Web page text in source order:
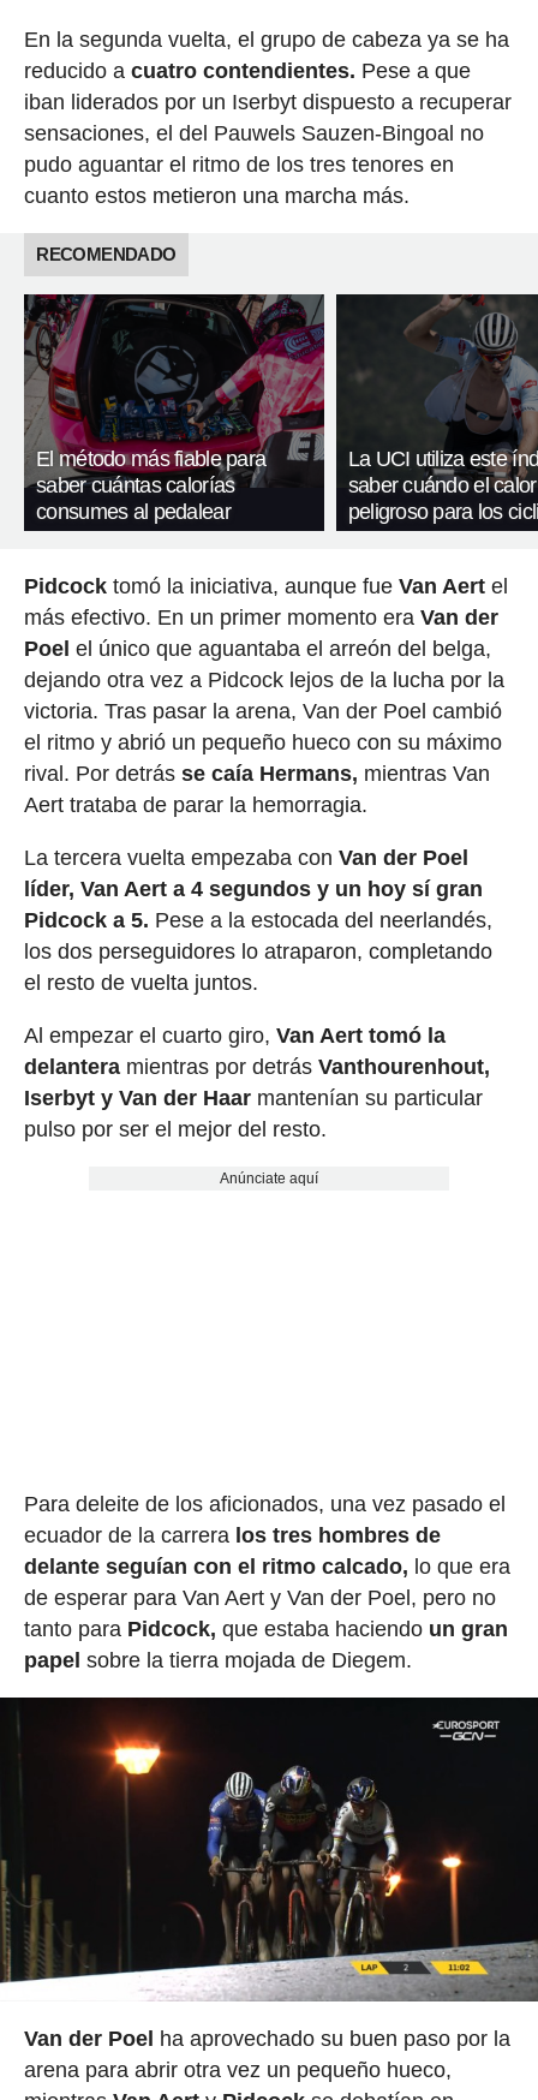
En la segunda vuelta, el grupo de cabeza ya se ha
reducido a cuatro contendientes. Pese a que
iban liderados por un Iserbyt dispuesto a recuperar
sensaciones, el del Pauwels Sauzen-Bingoal no
pudo aguantar el ritmo de los tres tenores en
cuanto estos metieron una marcha más.
RECOMENDADO
El método más fiable para
saber cuántas calorías
consumes al pedalear
La UCI utiliza este
saber cuándo el
peligroso para los
Pidcocktomó la iniciativa, aunque fue Van Aertel
más efectivo. En un primer momento era Van der
Poel el único que aguantaba el arreón del belga,
dejando otra vez a Pidcock lejos de la lucha por la
victoria. Tras pasar la arena, Van der Poel cambió
el ritmo y abrió un pequeño hueco con su máximo
rival. Por detrás se caía Hermans, mientras Van
Aert trataba de parar la hemorragia.
La tercera vuelta empezaba con Van der Poel
líder, Van Aert a 4 segundos y un hoy sí gran
Pidcock a 5. Pese a la estocada del neerlandés,
los dos perseguidores lo atraparon, completando
el resto de vuelta juntos.
Al empezar el cuarto giro, Van Aert tomó la
delanteramientras por detrás Vanthourenhout,
Iserbyt y Van der Haarmantenían su particular
pulso por ser el mejor del resto.
Anúnciate aquí
Para deleite de los aficionados, una vez pasado el
ecuador de la carrera los tres hombres de
delante seguían con el ritmo calcado, lo que era
de esperar para Van Aert y Van der Poel, pero no
tanto para Pidcock, que estaba haciendo un gran
papel sobre la tierra mojada de Diegem.
Van der Poel ha aprovechado su buen paso por la
arena para abrir otra vez un pequeño hueco,